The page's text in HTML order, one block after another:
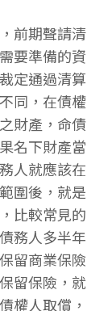
前期聲請清
要準備的資
定通過清算
同，在債權
財產，命債
名下財產當
人就應該在
圍後，就是
比較常見的
務人多半年
留商業保險
留保險，就
權人取償，